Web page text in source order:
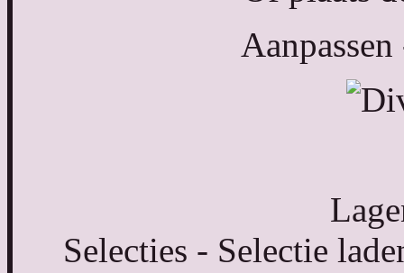
Selecties - Selectie